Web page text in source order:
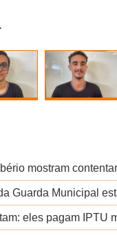
mostram
Guarda Municipal
eles pagam IPTU